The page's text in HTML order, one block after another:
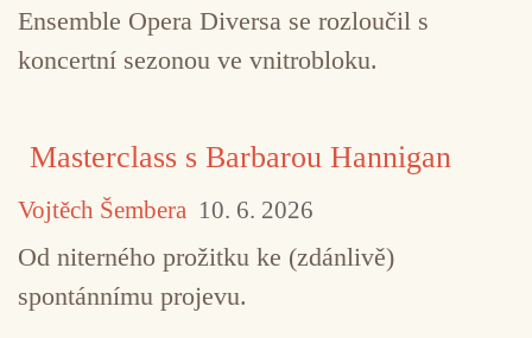
Ensemble Opera Diversa se rozloučil s
koncertní sezonou ve vnitrobloku.
Masterclass s Barbarou Hannigan
Vojtěch Šembera 10. 6. 2026
Od niterného prožitku ke (zdánlivě)
spontánnímu projevu.